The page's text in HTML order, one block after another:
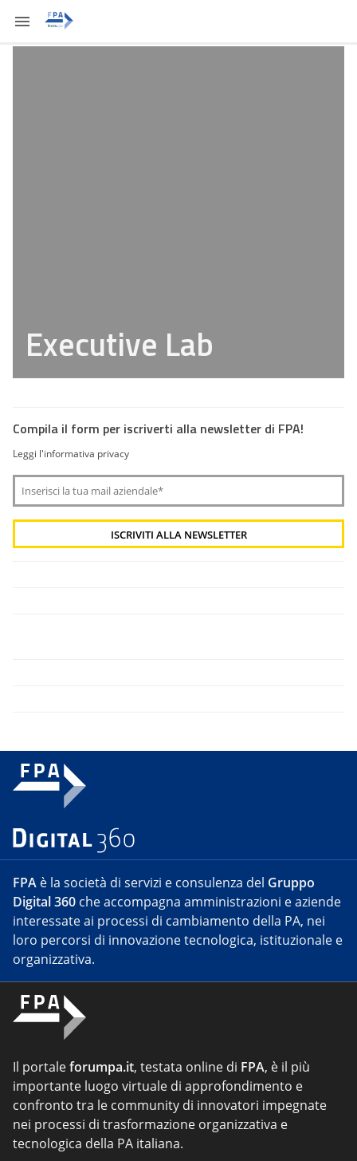
Executive Lab
Compila il form per iscriverti alla newsletter di FPA!
Leggi l'informativa privacy
FPA è la società di servizi e consulenza del Gruppo
Digital 360 che accompagna amministrazioni e aziende
interessate ai processi di cambiamento della PA, nei
loro percorsi di innovazione tecnologica, istituzionale e
organizzativa.
Il portaleforumpa.it, testata online di FPA, è il più
importante luogo virtuale di approfondimento e
confronto tra le community di innovatori impegnate
nei processi di trasformazione organizzativa e
tecnologica della PA italiana.